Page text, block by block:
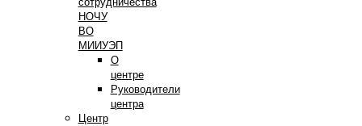
НОЧУ
ВО
МИИУЭП
О
центре
Руководители
центра
Центр